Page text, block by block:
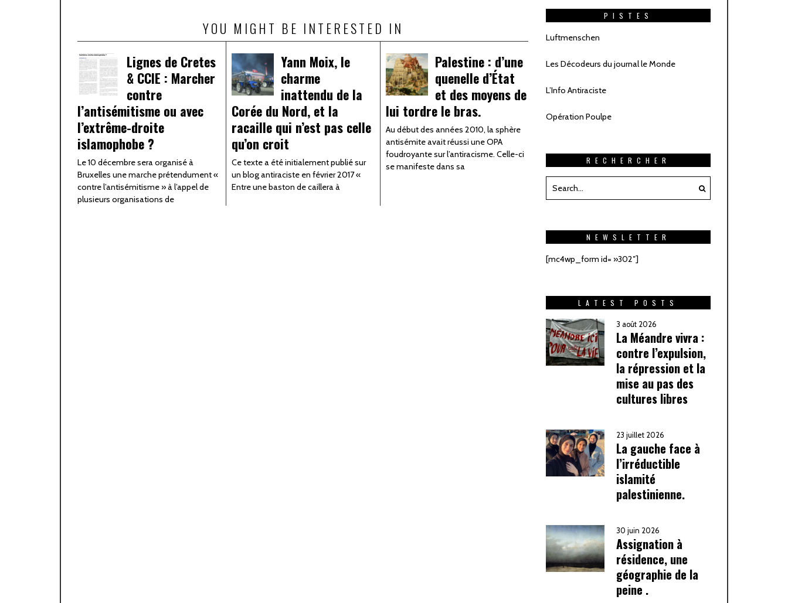
YOU MIGHT BE INTERESTED IN
Lignes de Cretes
& CCIE : Marcher
contre
l’antisémitisme ou avec
l’extrême-droite
islamophobe ?
Le 10 décembre sera organisé à
Bruxelles une marche prétendument «
contre l’antisémitisme » à l’appel de
plusieurs organisations de
Yann Moix, le
charme
inattendu de la
Corée du Nord, et la
racaille qui n’est pas celle
qu’on croit
Ce texte a été initialement publié sur
un blog antiraciste en février 2017 «
Entre une baston de caillera à
Palestine : d’une
quenelle d’État
et des moyens de
lui tordre le bras.
Au début des années 2010, la sphère
antisémite avait réussi une OPA
foudroyante sur l’antiracisme. Celle-ci
se manifeste dans sa
PISTES
Luftmenschen
Les Décodeurs du journal le Monde
L’Info Antiraciste
Opération Poulpe
RECHERCHER
NEWSLETTER
[mc4wp_form id= »302″]
LATEST POSTS
3 août 2026
La Méandre vivra :
contre l’expulsion,
la répression et la
mise au pas des
cultures libres
23 juillet 2026
La gauche face à
l’irréductible
islamité
palestinienne.
30 juin 2026
Assignation à
résidence, une
géographie de la
peine .